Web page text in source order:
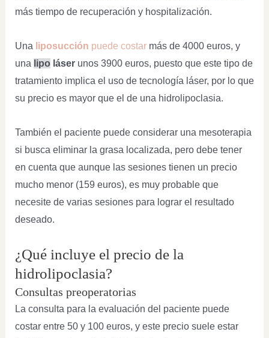
más tiempo de recuperación y hospitalización.
Una liposucción puede costarmás de 4000 euros, y
una lipo láserunos 3900 euros, puesto que este tipo de
tratamiento implica el uso de tecnología láser, por lo que
su precio es mayor que el de una hidrolipoclasia.
También el paciente puede considerar una mesoterapia
si busca eliminar la grasa localizada, pero debe tener
en cuenta que aunque las sesiones tienen un precio
mucho menor (159 euros), es muy probable que
necesite de varias sesiones para lograr el resultado
deseado.
¿Qué incluye el precio de la
hidrolipoclasia?
Consultas preoperatorias
La consulta para la evaluación del paciente puede
costar entre 50 y 100 euros, y este precio suele estar